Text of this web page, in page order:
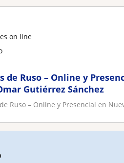
on line
de Ruso – Online y
Gutiérrez Sánchez
Ruso – Online y Presencial en